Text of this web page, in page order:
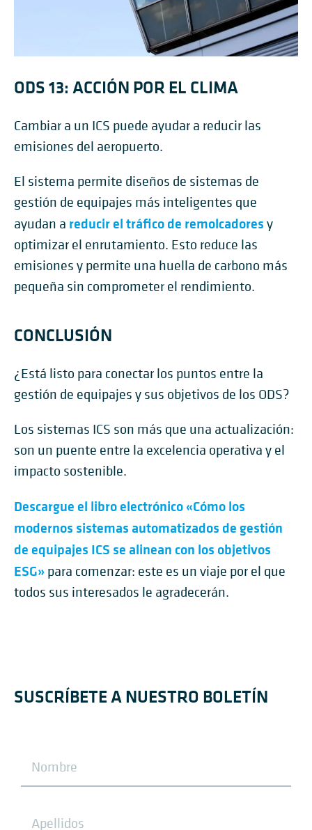
ODS 13: ACCIÓN POR EL CLIMA
Cambiar a un ICS puede ayudar a reducir las
emisiones del aeropuerto.
El sistema permite diseños de sistemas de
gestión de equipajes más inteligentes que
ayudan a reducir el tráfico de remolcadores y
optimizar el enrutamiento. Esto reduce las
emisiones y permite una huella de carbono más
pequeña sin comprometer el rendimiento.
CONCLUSIÓN
¿Está listo para conectar los puntos entre la
gestión de equipajes y sus objetivos de los ODS?
Los sistemas ICS son más que una actualización:
son un puente entre la excelencia operativa y el
impacto sostenible.
Descargue el libro electrónico «Cómo los
modernos sistemas automatizados de gestión
de equipajes ICS se alinean con los objetivos
ESG» para comenzar: este es un viaje por el que
todos sus interesados le agradecerán.
SUSCRÍBETE A NUESTRO BOLETÍN